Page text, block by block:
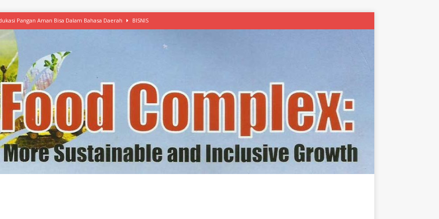
Pangan Aman Bisa Dalam Bahasa Daerah BISNIS
Mulai Ekspansi, IKEA dan MSC Dukung Seafood Berkelanjutan
Free Versi Healthy Choice, Tepung Talas Kimpul Pilihan Menu Sehat
Latih Olah Singkong, KKN Universitas Lampung Kenalkan Sosmocaf
Makanan dengan McCormick, Ciptakan Raksasa Rp1.100 Triliun